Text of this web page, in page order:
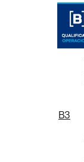
B3